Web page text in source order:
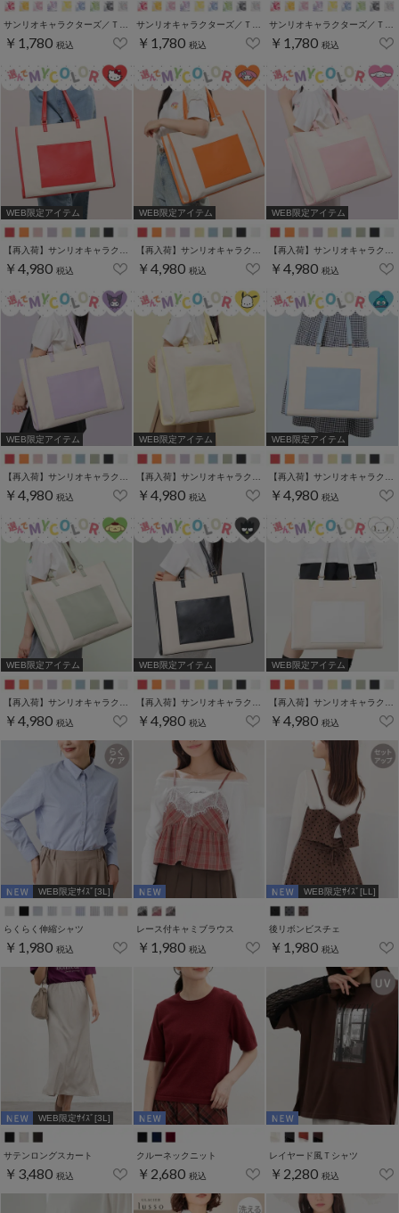
￥1,780 税込 ￥1,780 税込 ￥1,780 税込
WEB限定アイテム
￥4,980 税込
WEB限定アイテム
￥4,980 税込
WEB限定アイテム
￥4,980 税込
WEB限定アイテム
￥4,980 税込
WEB限定アイテム
￥4,980 税込
WEB限定アイテム
￥4,980 税込
WEB限定アイテム
【再入荷】サンリオキャラクターズ／キャリーオントート
￥4,980 税込
WEB限定アイテム
【再入荷】サンリオキャラクターズ／キャリーオントート
￥4,980 税込
WEB限定アイテム
【再入荷】サンリオキャラクターズ／キャリーオントート
￥4,980 税込
WEB限定ｻｲｽﾞ[3L]
らくらく伸縮シャツ
￥1,980 税込
レース付キャミブラウス
￥1,980 税込
WEB限定ｻｲｽﾞ[LL]
後リボンビスチェ
￥1,980 税込
WEB限定ｻｲｽﾞ[3L]
サテンロングスカート
￥3,480 税込
クルーネックニット
￥2,680 税込
レイヤード風Ｔシャツ
￥2,280 税込